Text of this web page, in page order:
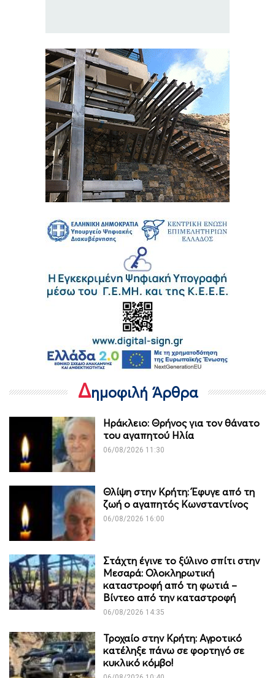
Δημοφιλή Άρθρα
Ηράκλειο: Θρήνος για τον θάνατο
του αγαπητού Ηλία
06/08/2026 11:30
Θλίψη στην Κρήτη: Έφυγε από τη
ζωή ο αγαπητός Κωνσταντίνος
06/08/2026 16:00
Στάχτη έγινε το ξύλινο σπίτι στην
Μεσαρά: Ολοκληρωτική
καταστροφή από τη φωτιά –
Βίντεο από την καταστροφή
06/08/2026 14:35
Τροχαίο στην Κρήτη: Αγροτικό
κατέληξε πάνω σε φορτηγό σε
κυκλικό κόμβο!